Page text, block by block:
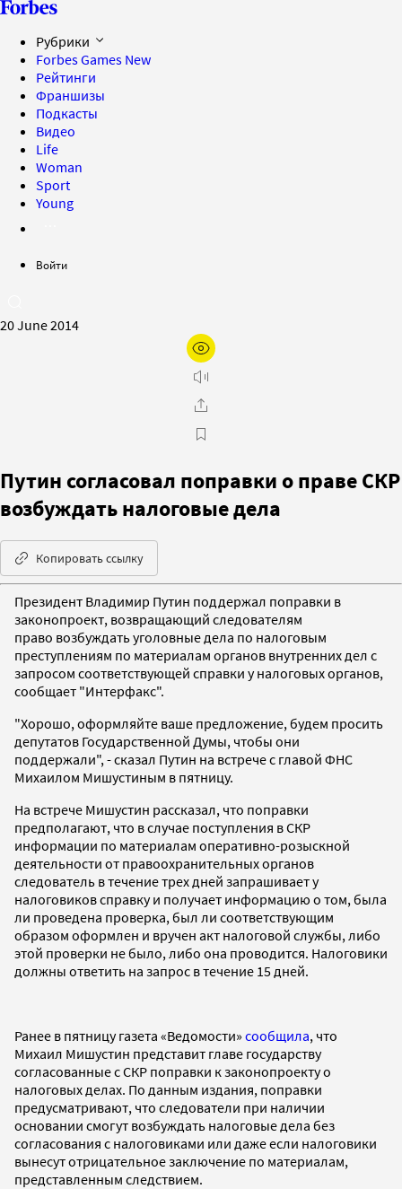
Рубрики
Forbes Games New
Рейтинги
Франшизы
Подкасты
Видео
Life
Woman
Sport
Young
Войти
20 June 2014
Путин согласовал поправки о праве СКР
возбуждать налоговые дела
Копировать ссылку
Президент Владимир Путин поддержал поправки в
законопроект, возвращающий следователям
право возбуждать уголовные дела по налоговым
преступлениям по материалам органов внутренних дел с
запросом соответствующей справки у налоговых органов,
сообщает "Интерфакс".
"Хорошо, оформляйте ваше предложение, будем просить
депутатов Государственной Думы, чтобы они
поддержали", - сказал Путин на встрече с главой ФНС
Михаилом Мишустиным в пятницу.
На встрече Мишустин рассказал, что поправки
предполагают, что в случае поступления в СКР
информации по материалам оперативно-розыскной
деятельности от правоохранительных органов
следователь в течение трех дней запрашивает у
налоговиков справку и получает информацию о том, была
ли проведена проверка, был ли соответствующим
образом оформлен и вручен акт налоговой службы, либо
этой проверки не было, либо она проводится. Налоговики
должны ответить на запрос в течение 15 дней.
Ранее в пятницу газета «Ведомости» сообщила, что
Михаил Мишустин представит главе государству
согласованные с СКР поправки к законопроекту о
налоговых делах. По данным издания, поправки
предусматривают, что следователи при наличии
основании смогут возбуждать налоговые дела без
согласования с налоговиками или даже если налоговики
вынесут отрицательное заключение по материалам,
представленным следствием.